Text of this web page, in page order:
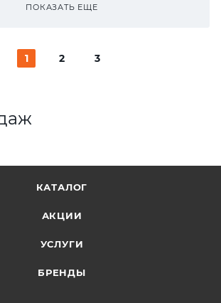
ПОКАЗАТЬ ЕЩЕ
1 2 3
КАТАЛОГ
АКЦИИ
УСЛУГИ
БРЕНДЫ